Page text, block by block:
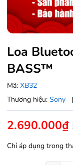
Loa
BASS™
Mã: XB32
Thương hiệu: Sony |
2.690.000₫
Chỉ áp dụng trong